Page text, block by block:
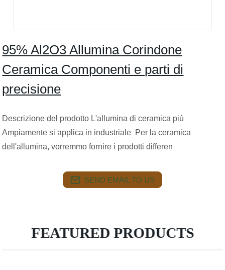
95% Al2O3 Allumina Corindone
Ceramica Componenti e parti di
precisione
Descrizione del prodotto L'allumina di ceramica più
Ampiamente si applica in industriale Per la ceramica
dell'allumina, vorremmo fornire i prodotti differen
SEND EMAIL TO US
FEATURED PRODUCTS